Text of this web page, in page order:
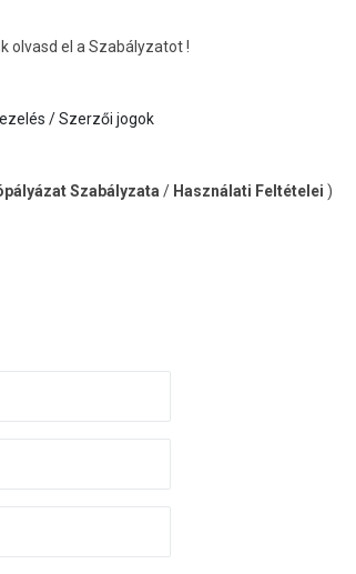
olvasd el a Szabályzatot !
/ Szerzői jogok
Szabályzata / Használati Feltételei )